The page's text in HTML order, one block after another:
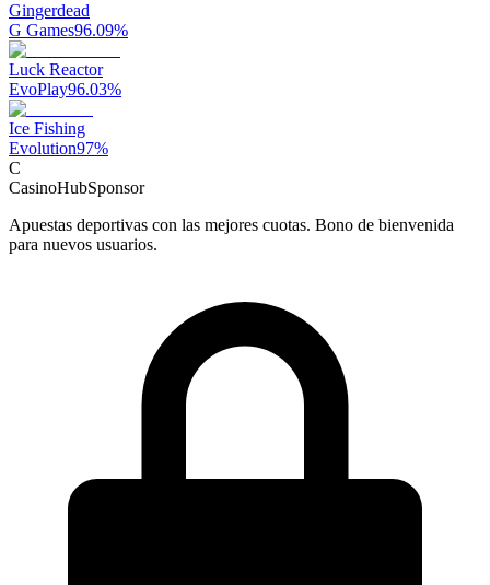
Gingerdead
G Games96.09%
Luck Reactor
EvoPlay96.03%
Ice Fishing
Evolution97%
C
CasinoHubSponsor
Apuestas deportivas con las mejores cuotas. Bono de bienvenida
para nuevos usuarios.